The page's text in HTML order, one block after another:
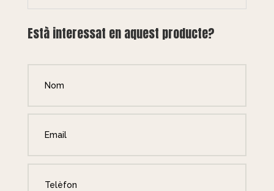
Està interessat en aquest producte?